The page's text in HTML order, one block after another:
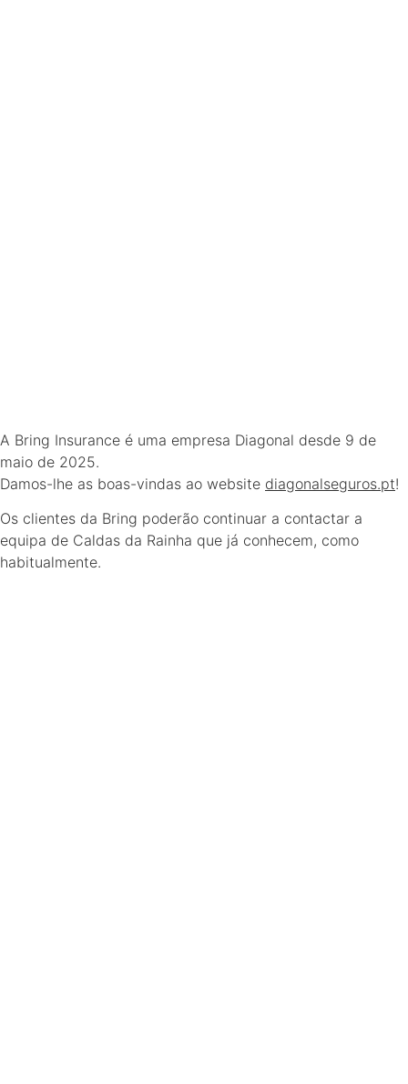
A Bring Insurance é uma empresa Diagonal desde 9 de
maio de 2025.
Damos-lhe as boas-vindas ao website diagonalseguros.pt!
Os clientes da Bring poderão continuar a contactar a
equipa de Caldas da Rainha que já conhecem, como
habitualmente.